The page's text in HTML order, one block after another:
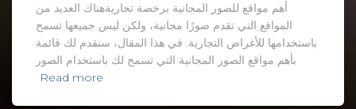
أهم مواقع للصور المجانية برخصة تجاريةهناك العديد من
المواقع التي تقدم صورًا مجانية، ولكن ليس جميعها تسمح
باستخدامها للأغراض التجارية. في هذا المقال، سنقدم لك قائمة
بأهم مواقع الصور المجانية التي تسمح لك باستخدام الصور
Read more